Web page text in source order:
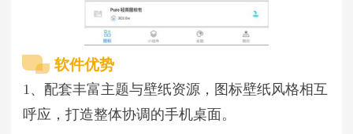
软件优势
1、配套丰富主题与壁纸资源，图标壁纸风格相互
呼应，打造整体协调的手机桌面。